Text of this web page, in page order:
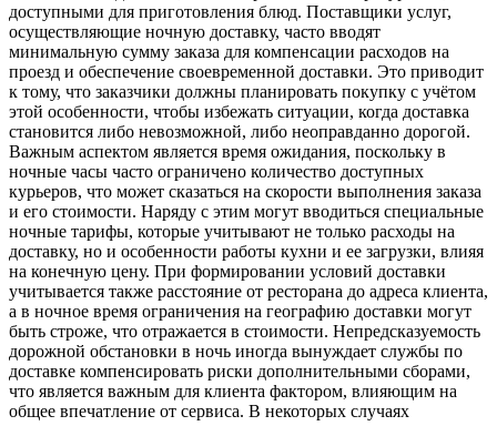
доступными для приготовления блюд. Поставщики услуг,
осуществляющие ночную доставку, часто вводят
минимальную сумму заказа для компенсации расходов на
проезд и обеспечение своевременной доставки. Это приводит
к тому, что заказчики должны планировать покупку с учётом
этой особенности, чтобы избежать ситуации, когда доставка
становится либо невозможной, либо неоправданно дорогой.
Важным аспектом является время ожидания, поскольку в
ночные часы часто ограничено количество доступных
курьеров, что может сказаться на скорости выполнения заказа
и его стоимости. Наряду с этим могут вводиться специальные
ночные тарифы, которые учитывают не только расходы на
доставку, но и особенности работы кухни и ее загрузки, влияя
на конечную цену. При формировании условий доставки
учитывается также расстояние от ресторана до адреса клиента,
а в ночное время ограничения на географию доставки могут
быть строже, что отражается в стоимости. Непредсказуемость
дорожной обстановки в ночь иногда вынуждает службы по
доставке компенсировать риски дополнительными сборами,
что является важным для клиента фактором, влияющим на
общее впечатление от сервиса. В некоторых случаях